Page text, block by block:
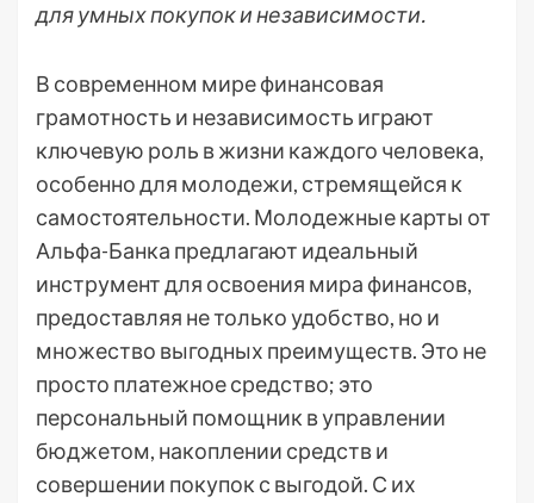
для умных покупок и независимости.
В современном мире финансовая
грамотность и независимость играют
ключевую роль в жизни каждого человека,
особенно для молодежи, стремящейся к
самостоятельности. Молодежные карты от
Альфа-Банка предлагают идеальный
инструмент для освоения мира финансов,
предоставляя не только удобство, но и
множество выгодных преимуществ. Это не
просто платежное средство; это
персональный помощник в управлении
бюджетом, накоплении средств и
совершении покупок с выгодой. С их